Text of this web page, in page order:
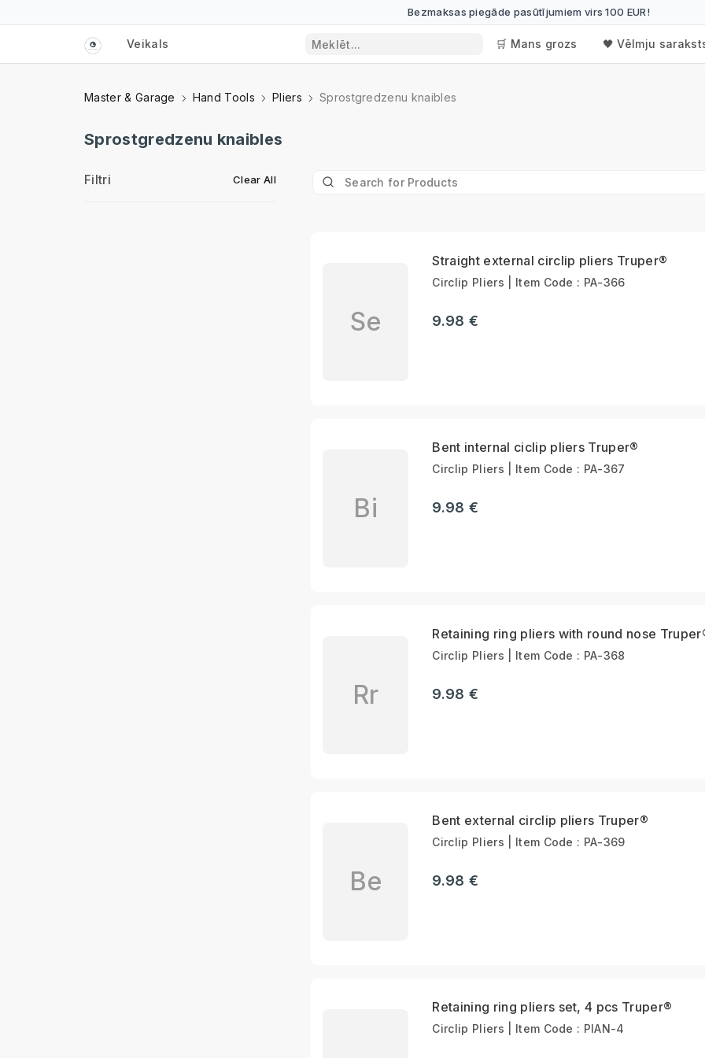
Bezmaksas piegāde pasūtījumiem virs 100 EUR!
Veikals 🛒 Mans grozs 🖤 Vēlmju
Master & Garage Hand Tools Pliers Sprostgredzenu knaibles
Sprostgredzenu knaibles
Se
Straight external circlip pliers Truper®
Circlip Pliers | Item Code : PA-366
9.98 €
Bi
Bent internal ciclip pliers Truper®
Circlip Pliers | Item Code : PA-367
9.98 €
Rr
Retaining ring pliers with round nose
Circlip Pliers | Item Code : PA-368
9.98 €
Be
Bent external circlip pliers Truper®
Circlip Pliers | Item Code : PA-369
9.98 €
Retaining ring pliers set, 4 pcs Truper®
Circlip Pliers | Item Code : PIAN-4
Filtri Clear All